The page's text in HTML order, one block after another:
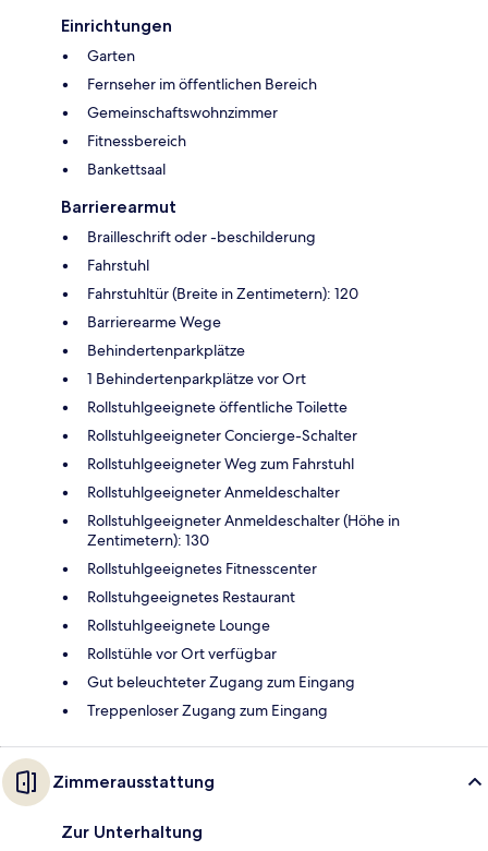
Einrichtungen
Garten
Fernseher im öffentlichen Bereich
Gemeinschaftswohnzimmer
Fitnessbereich
Bankettsaal
Barrierearmut
Brailleschrift oder -beschilderung
Fahrstuhl
Fahrstuhltür (Breite in Zentimetern): 120
Barrierearme Wege
Behindertenparkplätze
1 Behindertenparkplätze vor Ort
Rollstuhlgeeignete öffentliche Toilette
Rollstuhlgeeigneter Concierge-Schalter
Rollstuhlgeeigneter Weg zum Fahrstuhl
Rollstuhlgeeigneter Anmeldeschalter
Rollstuhlgeeigneter Anmeldeschalter (Höhe in
Zentimetern): 130
Rollstuhlgeeignetes Fitnesscenter
Rollstuhgeeignetes Restaurant
Rollstuhlgeeignete Lounge
Rollstühle vor Ort verfügbar
Gut beleuchteter Zugang zum Eingang
Treppenloser Zugang zum Eingang
Zimmerausstattung
Zur Unterhaltung